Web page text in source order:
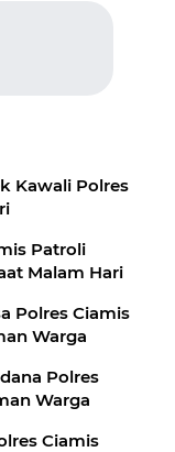
Kawali Polres
Patroli
Malam Hari
Polres Ciamis
Warga
Polres
Warga
Ciamis